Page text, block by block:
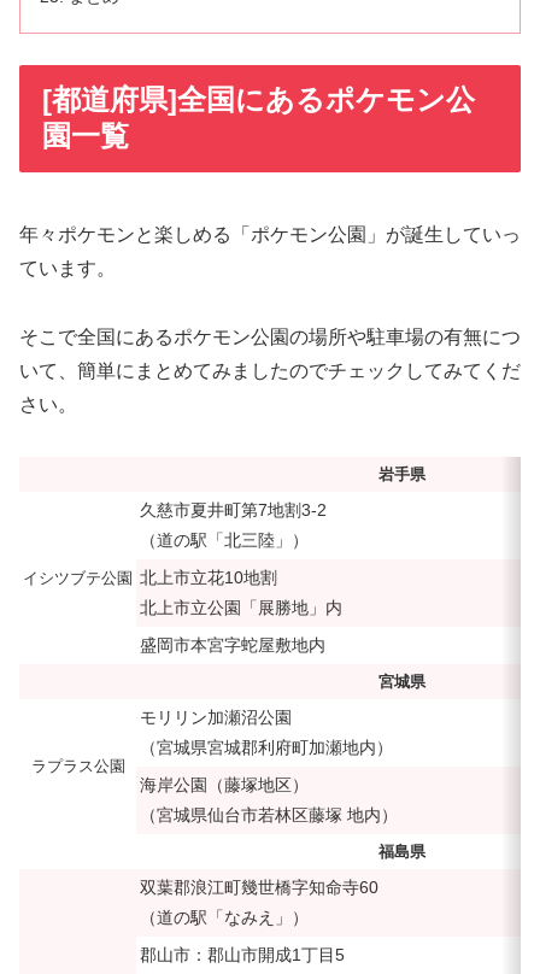
[都道府県]全国にあるポケモン公
園一覧
年々ポケモンと楽しめる「ポケモン公園」が誕生していっ
ています。
そこで全国にあるポケモン公園の場所や駐車場の有無につ
いて、簡単にまとめてみましたのでチェックしてみてくだ
さい。
岩手県
イシツブテ公園
久慈市夏井町第7地割3-2
（道の駅「北三陸」）
北上市立花10地割
北上市立公園「展勝地」内
盛岡市本宮字蛇屋敷地内
宮城県
ラプラス公園
モリリン加瀬沼公園
（宮城県宮城郡利府町加瀬地内）
海岸公園（藤塚地区）
（宮城県仙台市若林区藤塚 地内）
福島県
双葉郡浪江町幾世橋字知命寺60
（道の駅「なみえ」）
郡山市：郡山市開成1丁目5